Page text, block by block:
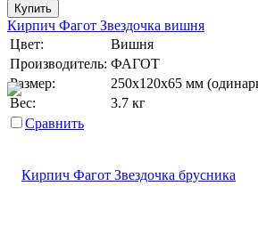
Купить
Кирпич Фагот Звездочка вишня
Цвет:
Вишня
Производитель: ФАГОТ
Размер:
250х120х65 мм
Вес:
3.7 кг
Сравнить